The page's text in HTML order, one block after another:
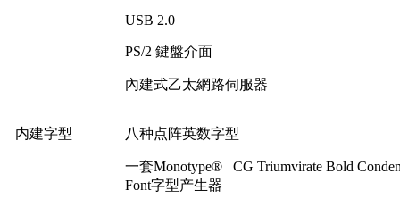
USB 2.0
PS/2 鍵盤介面
內建式乙太網路伺服器
内建字型 八种点阵英数字型
一套Monotype® CG Triumvirate Bold
Font字型产生器